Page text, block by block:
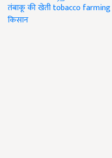
तंबाकू की खेतीtobacco farming
किसान